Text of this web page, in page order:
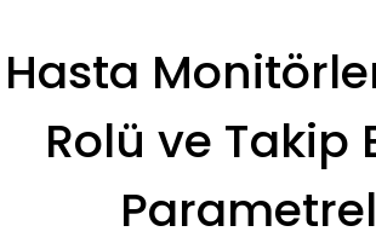
Rolü ve Takip